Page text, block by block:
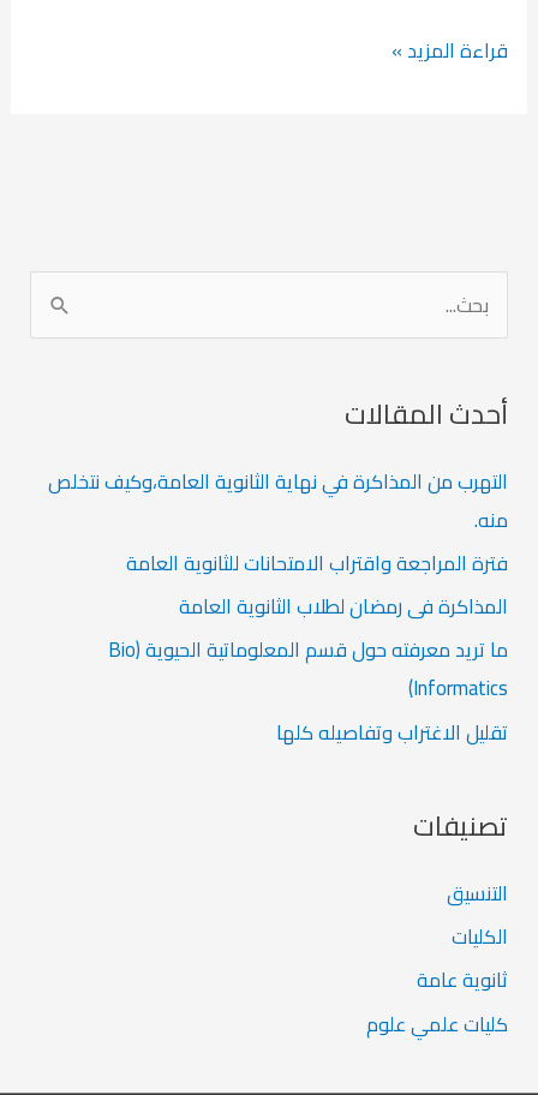
كل
ثانوية
عامة
قراءة المزيد »
ل
ح
ع
ن
:
أحدث المقالات
التهرب من المذاكرة في نهاية الثانوية العامة،وكيف نتخلص
منه.
فترة المراجعة واقتراب الامتحانات للثانوية العامة
المذاكرة فى رمضان لطلاب الثانوية العامة
ما تريد معرفته حول قسم المعلوماتية الحيوية (Bio
Informatics)
تقليل الاغتراب وتفاصيله كلها
تصنيفات
التنسيق
الكليات
ثانوية عامة
كليات علمي علوم